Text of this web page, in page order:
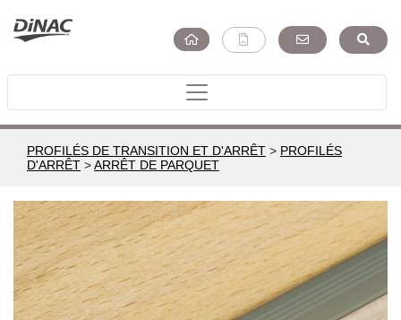
PROFILÉS DE TRANSITION ET D'ARRÊT > PROFILÉS
D'ARRÊT >ARRÊT DE PARQUET